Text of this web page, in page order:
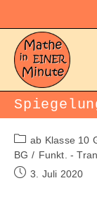
springen
Beitrags-
Kategorie:
ab Klasse 10
BG / Funkt. -
Beitrag3. Juli 2020